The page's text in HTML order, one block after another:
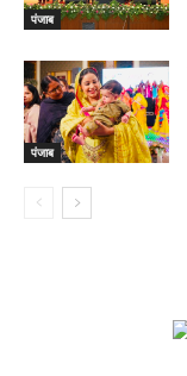
पंजाब
पंजाब